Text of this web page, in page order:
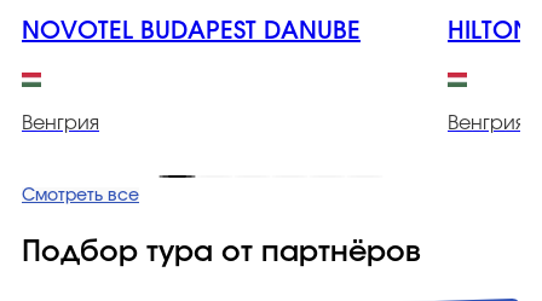
NOVOTEL BUDAPEST DANUBE
Венгрия
HILTON
Венгрия
Смотреть все
Подбор тура от партнёров